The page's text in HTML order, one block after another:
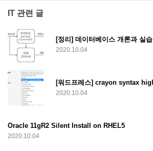
IT 관련 글
[정리] 데이터베이스 개론과 실습
2020.10.04
2020.10.04
Oracle 11gR2 Silent Install on RHEL5
2020.10.04